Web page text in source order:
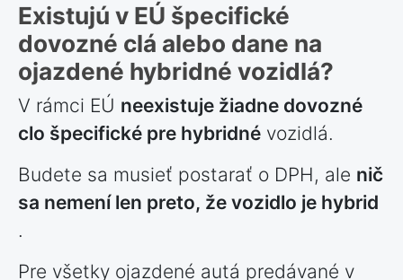
Existujú v EÚ špecifické
dovozné clá alebo dane na
ojazdené hybridné vozidlá?
V rámci EÚ neexistuje žiadne dovozné
clo špecifické pre hybridné vozidlá.
Budete sa musieť postarať o DPH, ale nič
sa nemení len preto, že vozidlo je hybrid
.
Pre všetky ojazdené autá predávané v